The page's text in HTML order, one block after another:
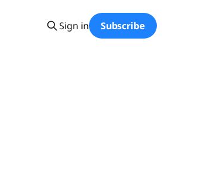
Sign in Subscribe